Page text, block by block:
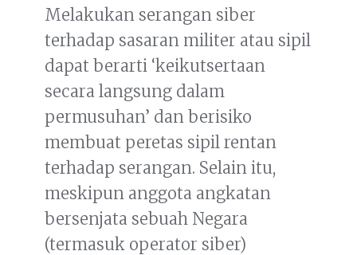
Melakukan serangan siber
terhadap sasaran militer atau sipil
dapat berarti ‘keikutsertaan
secara langsung dalam
permusuhan’ dan berisiko
membuat peretas sipil rentan
terhadap serangan. Selain itu,
meskipun anggota angkatan
bersenjata sebuah Negara
(termasuk operator siber)